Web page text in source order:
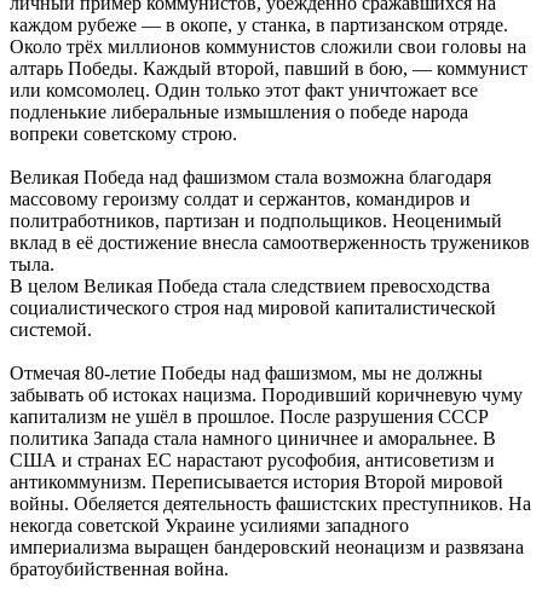
каждом рубеже — в окопе, у станка, в партизанском отряде.
Около трёх миллионов коммунистов сложили свои головы на
алтарь Победы. Каждый второй, павший в бою, — коммунист
или комсомолец. Один только этот факт уничтожает все
подленькие либеральные измышления о победе народа
вопреки советскому строю.
Великая Победа над фашизмом стала возможна благодаря
массовому героизму солдат и сержантов, командиров и
политработников, партизан и подпольщиков. Неоценимый
вклад в её достижение внесла самоотверженность тружеников
тыла.
В целом Великая Победа стала следствием превосходства
социалистического строя над мировой капиталистической
системой.
Отмечая 80-летие Победы над фашизмом, мы не должны
забывать об истоках нацизма. Породивший коричневую чуму
капитализм не ушёл в прошлое. После разрушения СССР
политика Запада стала намного циничнее и аморальнее. В
США и странах ЕС нарастают русофобия, антисоветизм и
антикоммунизм. Переписывается история Второй мировой
войны. Обеляется деятельность фашистских преступников. На
некогда советской Украине усилиями западного
империализма выращен бандеровский неонацизм и развязана
братоубийственная война.